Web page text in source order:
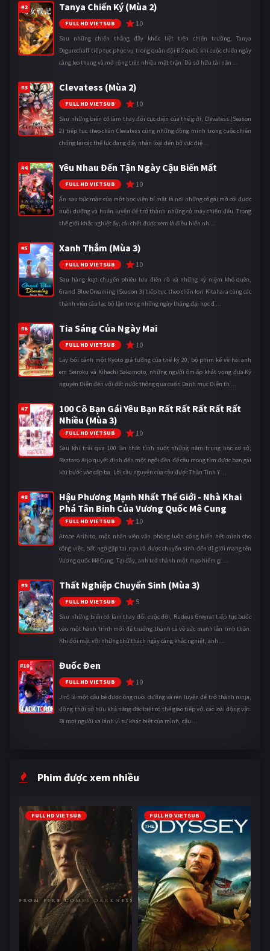
#2 Tanya Chiến Ký (Mùa 2)
FULL HD VIETSUB 10
Sau những chiến thắng đầy khốc liệt trên chiến trường, Tanya
Degurechaff tiếp tục phục vụ trong quân đội Đế quốc khi cuộc chiến ngày
càng leo thang và mở rộng trên nhiều mặt trận. Dù sở hữu tài năn ...
#3 Clevatess (Mùa 2)
FULL HD VIETSUB 10
Sau những biến cố làm thay đổi cục diện của thế giới, Clevatess (Season
2) tiếp tục theo chân Clevatess cùng những đồng minh trong cuộc chiến
chống lại các thế lực đang đẩy nhân loại đến bờ vực diệ ...
#4 Yêu Nhau Đến Tận Ngày Cậu Biến Mất
FULL HD VIETSUB 10
Ẩn sau bức màn của một học viện bí mật là nơi những cô gái mồ côi được
nuôi dưỡng và huấn luyện để trở thành những cỗ máy chiến đấu. Trong
thế giới khắc nghiệt ấy, cái chết được xem là điều hiển nh ...
#5 Xanh Thẳm (Mùa 3)
FULL HD VIETSUB 10
Sau hàng loạt chuyến phiêu lưu điên rồ và những kỷ niệm khó quên,
Grand Blue Dreaming (Season 3) tiếp tục theo chân Iori Kitahara cùng các
thành viên câu lạc bộ lặn trong những ngày tháng đại học đ ...
#6 Tia Sáng Của Ngày Mai
FULL HD VIETSUB 10
Lấy bối cảnh một Kyoto giả tưởng của thế kỷ 20, bộ phim kể về hai anh
em Seiroku và Kihachi Sakamoto, những người ôm ấp khát vọng đưa Kỷ
nguyên Điện đến với đất nước thông qua cuốn Danh mục Điện th ...
#7
100 Cô Bạn Gái Yêu Bạn Rất Rất Rất Rất Rất
Nhiều (Mùa 3)
FULL HD VIETSUB 10
Sau khi trải qua 100 lần thất tình suốt những năm trung học cơ sở,
Rentaro Aijo quyết định đến một ngôi đền để cầu mong tìm được bạn gái
khi bước vào cấp ba. Lời cầu nguyện của cậu được Thần Tình Y ...
#8
Hậu Phương Mạnh Nhất Thế Giới - Nhà Khai
Phá Tân Binh Của Vương Quốc Mê Cung
FULL HD VIETSUB 10
Atobe Arihito, một nhân viên văn phòng luôn cống hiến hết mình cho
công việc, bất ngờ gặp tai nạn và được chuyển sinh đến dị giới mang tên
Vương quốc Mê Cung. Tại đây, anh trở thành một mạo hiểm gi ...
#9 Thất Nghiệp Chuyển Sinh (Mùa 3)
FULL HD VIETSUB 5
Sau những biến cố làm thay đổi cuộc đời, Rudeus Greyrat tiếp tục bước
vào một hành trình mới để trưởng thành cả về sức mạnh lẫn tinh thần.
Khi đối mặt với những thử thách ngày càng khắc nghiệt, anh ...
#10 Đuốc Đen
FULL HD VIETSUB 10
Jirô là một cậu bé được ông nuôi dưỡng và rèn luyện để trở thành ninja,
đồng thời sở hữu khả năng đặc biệt có thể giao tiếp với các loài động vật.
Bị mọi người xa lánh vì sự khác biệt của mình, cậu ...
Phim được xem nhiều
FULL HD VIETSUB FULL HD VIETSUB